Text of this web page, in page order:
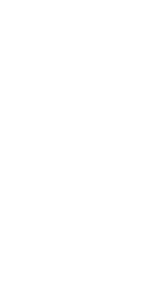
時空氣品質資料請開啟